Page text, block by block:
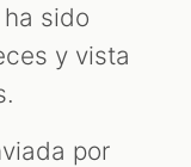
sido
y vista
por